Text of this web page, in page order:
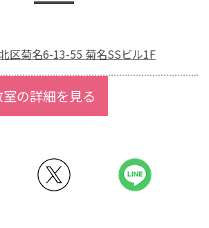
区菊名6-13-55 菊名SSビル1F
室の詳細を見る